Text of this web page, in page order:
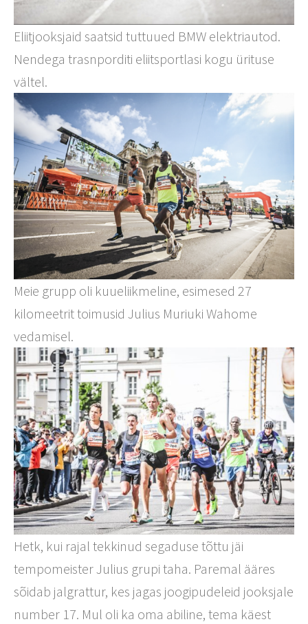
Eliitjooksjaid saatsid tuttuued BMW elektriautod.
Nendega trasnporditi eliitsportlasi kogu ürituse
vältel.
Meie grupp oli kuueliikmeline, esimesed 27
kilomeetrit toimusid Julius Muriuki Wahome
vedamisel.
Hetk, kui rajal tekkinud segaduse tõttu jäi
tempomeister Julius grupi taha. Paremal ääres
sõidab jalgrattur, kes jagas joogipudeleid jooksjale
number 17. Mul oli ka oma abiline, tema käest